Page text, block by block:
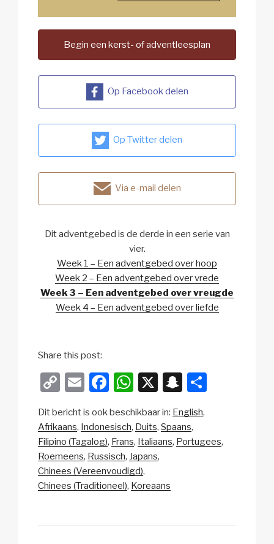
Begin een kerst- of adventleesplan
Op Facebook delen
Op Twitter delen
Via e-mail delen
Dit adventgebed is de derde in een serie van
vier.
Week 1 – Een adventgebed over hoop
Week 2 – Een adventgebed over vrede
Week 3 – Een adventgebed over vreugde
Week 4 – Een adventgebed over liefde
Share this post:
C
p
y
Li
n
E
ail
F
c
e
b
o
W
at
s
A
p
X
S
a
p n
Dit bericht is ook beschikbaar in: English
Afrikaans Indonesisch Duits Spaans
Filipino (Tagalog) Frans Italiaans Portugees
Roemeens Russisch Japans
Chinees (Vereenvoudigd)
Chinees (Traditioneel) Koreaans